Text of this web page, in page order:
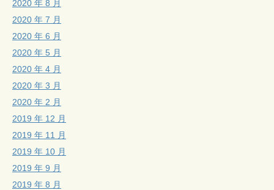
2020 年 8 月
2020 年 7 月
2020 年 6 月
2020 年 5 月
2020 年 4 月
2020 年 3 月
2020 年 2 月
2019 年 12 月
2019 年 11 月
2019 年 10 月
2019 年 9 月
2019 年 8 月